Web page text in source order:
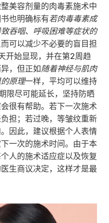
美容剂量的肉毒素施术中
也明确标有若肉毒毒素成
吞咽、呼吸困难等症状的
可以减少不必要的盲目担
开始显现，并在第2周趋
，但正如随着神经与肌肉
原理一样，平均可以维持
限尽可能延长，坚持防晒
很有帮助。若下一次施术
担；若过晚，等皱纹重新
因此，建议根据个人表情
一次的施术时间。由于本
人的施术适应症以及恢复
生商议决定，这样才是最